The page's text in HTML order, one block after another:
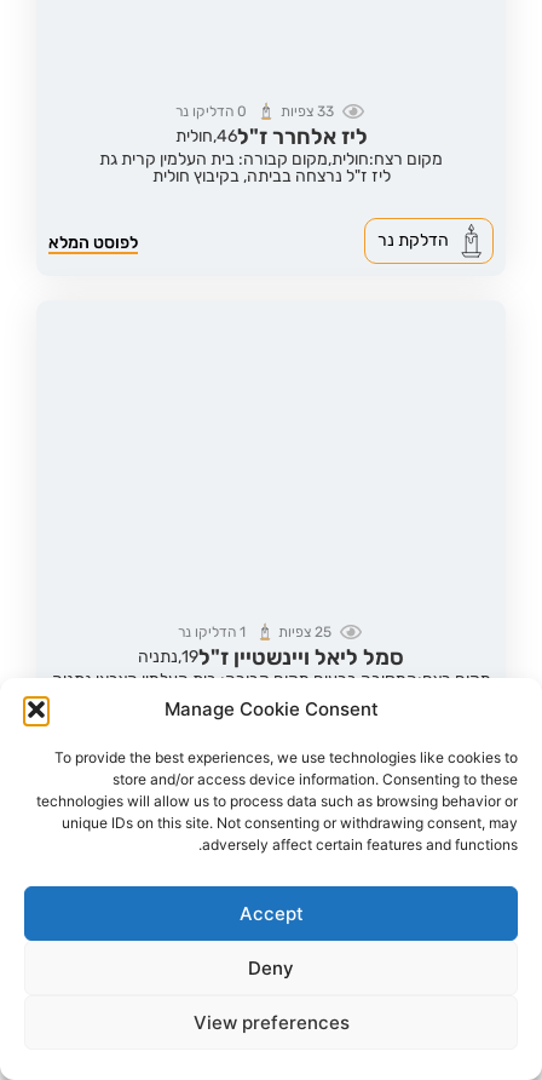
Manage Cookie Consent
To provide the best experiences, we use technologies like cookies to
store and/or access device information. Consenting to these
technologies will allow us to process data such as browsing behavior or
unique IDs on this site. Not consenting or withdrawing consent, may
adversely affect certain features and functions.
Accept
Deny
View preferences
33 צפיות 0הדליקו נר
ליז אלחרר ז"ל46, חולית
מקום רצח:חולית,מקום קבורה: בית העלמין קרית גת
ליז ז"ל נרצחה בביתה, בקיבוץ חולית
לפוסט המלא הדלקת נר
25צפיות 1 הדליקו נר
סמל ליאל ויינשטיין ז"ל19, נתניה
מקום רצח:המסיבה ברעים, מקום קבורה: בית העלמין הצבאי נתניה
סמל ליאל ויינשטיין ז"ל נרצחה במסיבת הנובה
לפוסט המלא הדלקת נר